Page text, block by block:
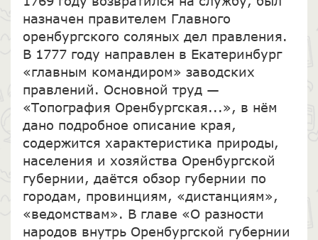
назначен правителем Главного
оренбургского соляных дел правления.
В 1777 году направлен в Екатеринбург
«главным командиром» заводских
правлений. Основной труд —
«Топография Оренбургская...», в нём
дано подробное описание края,
содержится характеристика природы,
населения и хозяйства Оренбургской
губернии, даётся обзор губернии по
городам, провинциям, «дистанциям»,
«ведомствам». В главе «О разности
народов внутрь Оренбургской губернии